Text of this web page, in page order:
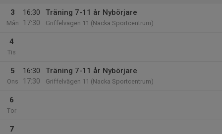
3
Mån
16:30
17:30
Träning 7-11 år Nybörjare
Griffelvägen 11 (Nacka Sportcentrum)
4
Tis
5
Ons
16:30
17:30
Träning 7-11 år Nybörjare
Griffelvägen 11 (Nacka Sportcentrum)
6
Tor
7